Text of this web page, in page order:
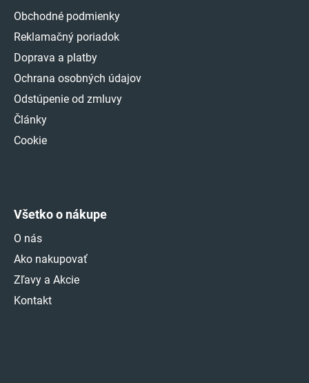
Obchodné podmienky
Reklamačný poriadok
Doprava a platby
Ochrana osobných údajov
Odstúpenie od zmluvy
Články
Cookie
Všetko o nákupe
O nás
Ako nakupovať
Zľavy a Akcie
Kontakt